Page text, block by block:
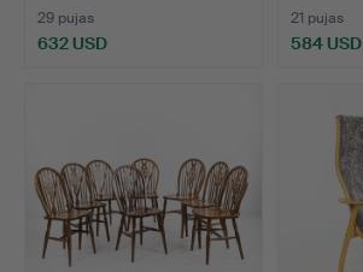
29 pujas
632 USD
21 pujas
584 USD